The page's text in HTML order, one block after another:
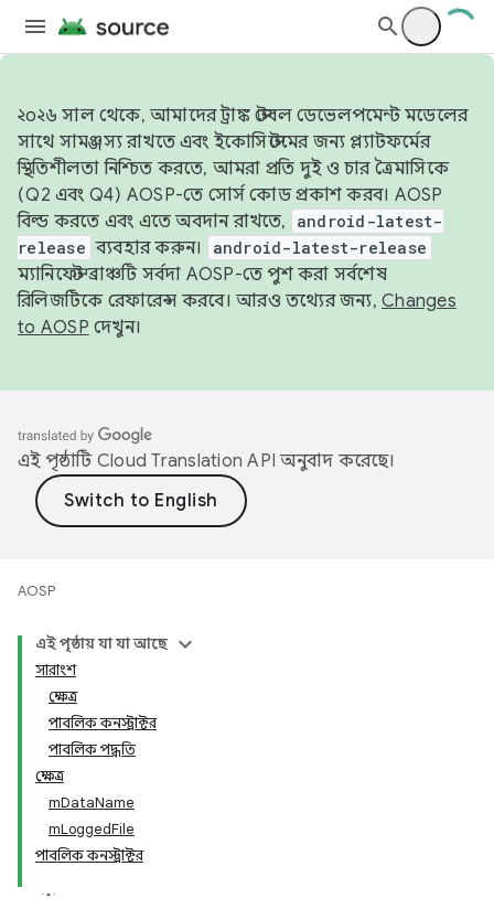
২০২৬ সাল থেকে, আমাদের ট্রাঙ্ক স্টেবল ডেভেলপমেন্ট মডেলের
সাথে সামঞ্জস্য রাখতে এবং ইকোসিস্টেমের জন্য প্ল্যাটফর্মের
স্থিতিশীলতা নিশ্চিত করতে, আমরা প্রতি দুই ও চার ত্রৈমাসিকে
(Q2 এবং Q4) AOSP-তে সোর্স কোড প্রকাশ করব। AOSP
বিল্ড করতে এবং এতে অবদান রাখতে,
android-latest-
release ব্যবহার করুন। android-latest-release
ম্যানিফেস্ট ব্রাঞ্চটি সর্বদা AOSP-তে পুশ করা সর্বশেষ
রিলিজটিকে রেফারেন্স করবে। আরও তথ্যের জন্য, Changes
to AOSP দেখুন।
এই পৃষ্ঠাটি Cloud Translation API অনুবাদ করেছে।
AOSP
এই পৃষ্ঠায় যা যা আছে
সারাংশ
ক্ষেত্র
পাবলিক কনস্ট্রাক্টর
পাবলিক পদ্ধতি
ক্ষেত্র
mDataName
mLoggedFile
পাবলিক কনস্ট্রাক্টর